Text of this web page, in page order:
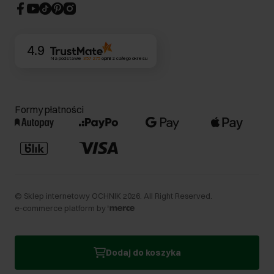
Dodaj do koszyka
CSR
4.9
Na podstawie 357 275opinii z całego okresu
Formy płatności
© Sklep internetowy OCHNIK 2026 . All Right Reserved.
e-commerce platform by